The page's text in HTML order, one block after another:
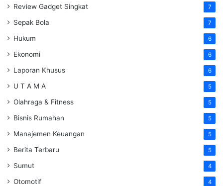
Review Gadget Singkat 7
Sepak Bola 7
Hukum 6
Ekonomi 6
Laporan Khusus 6
U T A M A 5
Olahraga & Fitness 5
Bisnis Rumahan 5
Manajemen Keuangan 5
Berita Terbaru 5
Sumut 4
Otomotif 4